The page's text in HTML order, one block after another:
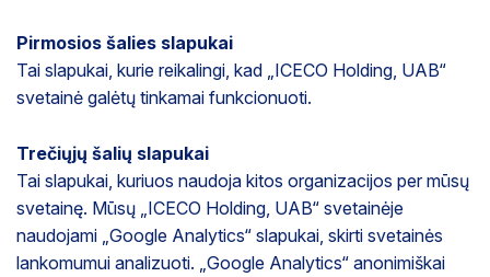
Pirmosios šalies slapukai
Tai slapukai, kurie reikalingi, kad „ICECO Holding, UAB“
svetainė galėtų tinkamai funkcionuoti.
Trečiųjų šalių slapukai
Tai slapukai, kuriuos naudoja kitos organizacijos per mūsų
svetainę. Mūsų „ICECO Holding, UAB“ svetainėje
naudojami „Google Analytics“ slapukai, skirti svetainės
lankomumui analizuoti. „Google Analytics“ anonimiškai